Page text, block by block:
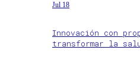
Jul 18
Innovación con
transformar la